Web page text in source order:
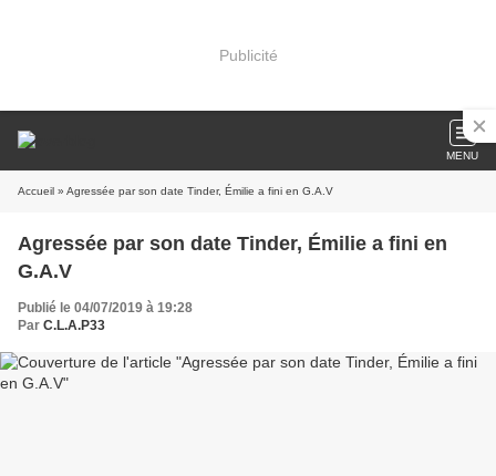
Publicité
MENU
Accueil » Agressée par son date Tinder, Émilie a fini en G.A.V
Agressée par son date Tinder, Émilie a fini en
G.A.V
Publié le 04/07/2019 à 19:28
Par C.L.A.P33